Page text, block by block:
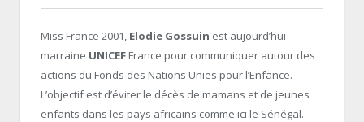
Miss France 2001, Elodie Gossuin est aujourd’hui
marraine UNICEF France pour communiquer autour des
actions du Fonds des Nations Unies pour l’Enfance.
L’objectif est d’éviter le décès de mamans et de jeunes
enfants dans les pays africains comme ici le Sénégal.